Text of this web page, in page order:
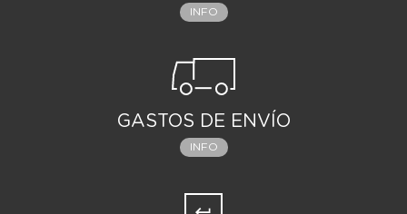
INFO
GASTOS DE ENVÍO
INFO